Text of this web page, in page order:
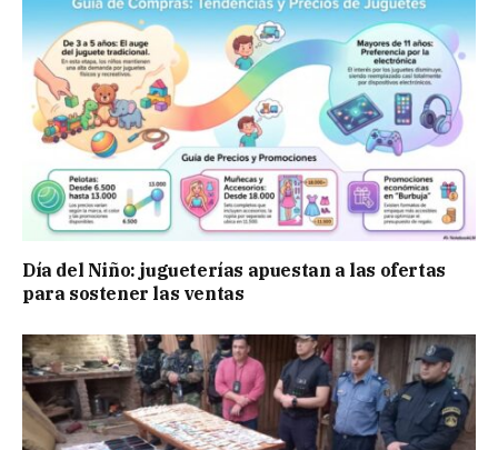
Día del Niño: jugueterías apuestan a las ofertas
para sostener las ventas